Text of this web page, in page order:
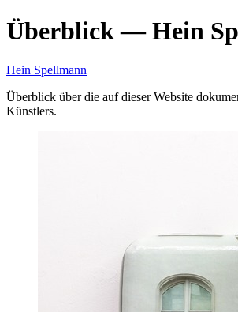
Überblick—Hein
Hein Spellmann
Überblick über die auf dieser Website
Künstlers.